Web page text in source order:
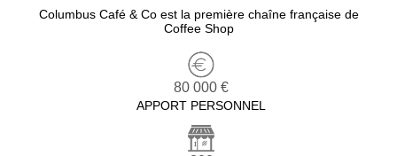
Columbus Café & Co est la première chaîne française de
Coffee Shop
80 000 €
APPORT PERSONNEL